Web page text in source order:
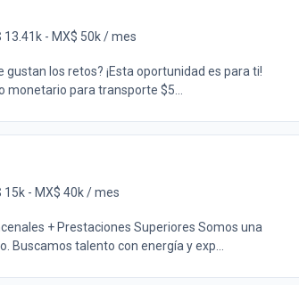
13.41k - MX$ 50k / mes
los retos? ¡Esta oportunidad es para ti!
monetario para transporte $5...
15k - MX$ 40k / mes
+ Prestaciones Superiores Somos una
Buscamos talento con energía y exp...